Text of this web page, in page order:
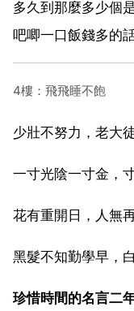
多久到那麼多少個
吧唧一口飯錢多的話
4樓：飛飛睡不飽
少壯不努力，老大徒
一寸光陰一寸金，
花有重開日，人無再
黑髮不知勤學早，
珍惜時間的名言二